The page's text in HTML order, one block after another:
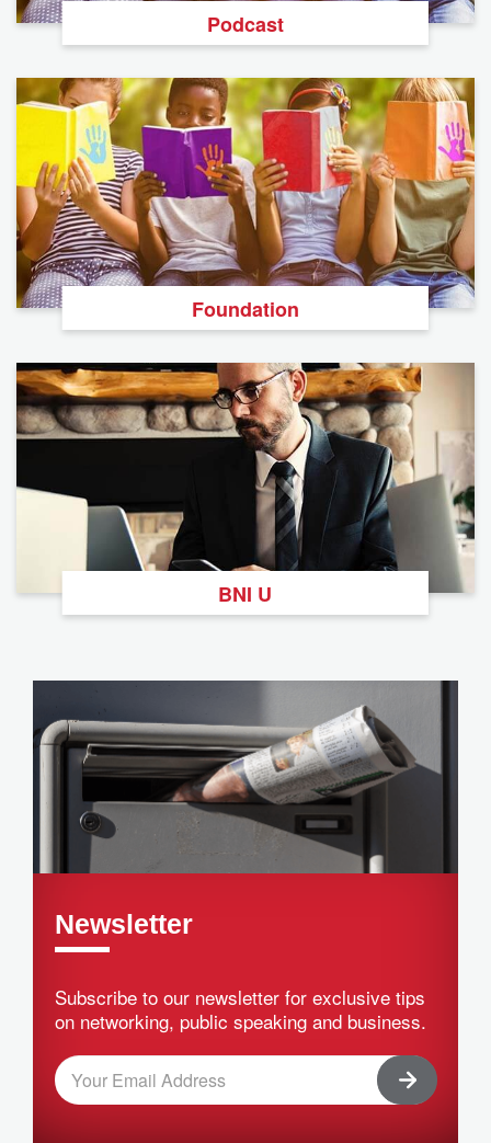
Podcast
Foundation
BNI U
Newsletter
Subscribe to our newsletter for exclusive tips
on networking, public speaking and business.